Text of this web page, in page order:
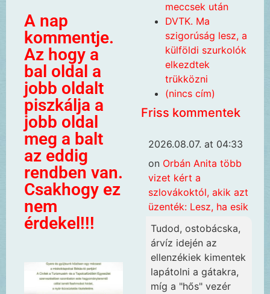
A nap
kommentje.
Az hogy a
bal oldal a
jobb oldalt
piszkálja a
jobb oldal
meg a balt
az eddig
rendben van.
Csakhogy ez
nem
érdekel!!!
meccsek után
DVTK. Ma
szigorúság lesz, a
külföldi szurkolók
elkezdtek
trükközni
(nincs cím)
Friss kommentek
2026.08.07. at 04:33
on Orbán Anita több
vizet kért a
szlovákoktól, akik azt
üzenték: Lesz, ha esik
Tudod, ostobácska,
árvíz idején az
ellenzékiek kimentek
lapátolni a gátakra,
míg a "hős" vezér